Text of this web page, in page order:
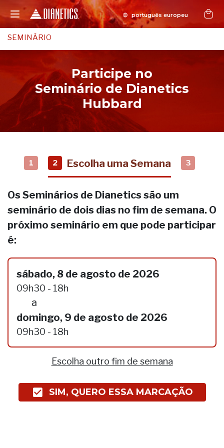
SEMINÁRIO
Participe no
Seminário de Dianetics
Hubbard
1 2 Escolha uma Semana 3
Os Seminários de Dianetics são um
seminário de dois dias no fim de semana. O
próximo seminário em que pode participar
é:
sábado, 8 de agosto de 2026
09h30 - 18h
a
domingo, 9 de agosto de 2026
09h30 - 18h
Escolha outro fim de semana
SIM, QUERO ESSA MARCAÇÃO